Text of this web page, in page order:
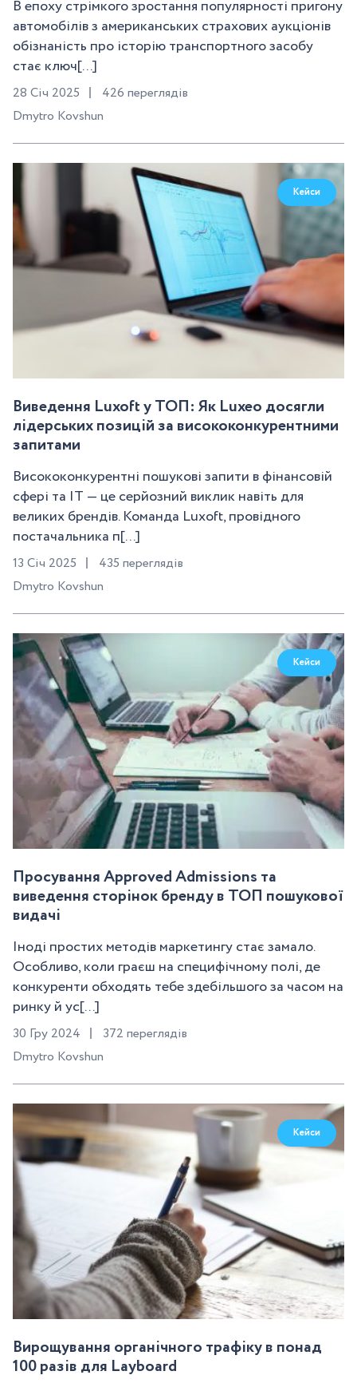
В епоху стрімкого зростання популярності пригону
автомобілів з американських страхових аукціонів
обізнаність про історію транспортного засобу
стає ключ[...]
28 Січ 2025
426 переглядів
Dmytro Kovshun
Кейси
Виведення Luxoft у ТОП: Як Luxeo досягли
лідерських позицій за висококонкурентними
запитами
Висококонкурентні пошукові запити в фінансовій
сфері та IT — це серйозний виклик навіть для
великих брендів. Команда Luxoft, провідного
постачальника п[...]
13 Січ 2025
435 переглядів
Dmytro Kovshun
Кейси
Просування Approved Admissions та
виведення сторінок бренду в ТОП пошукової
видачі
Іноді простих методів маркетингу стає замало.
Особливо, коли граєш на специфічному полі, де
конкуренти обходять тебе здебільшого за часом на
ринку й ус[...]
30 Гру 2024
372 переглядів
Dmytro Kovshun
Кейси
Вирощування органічного трафіку в понад
100 разів для Layboard